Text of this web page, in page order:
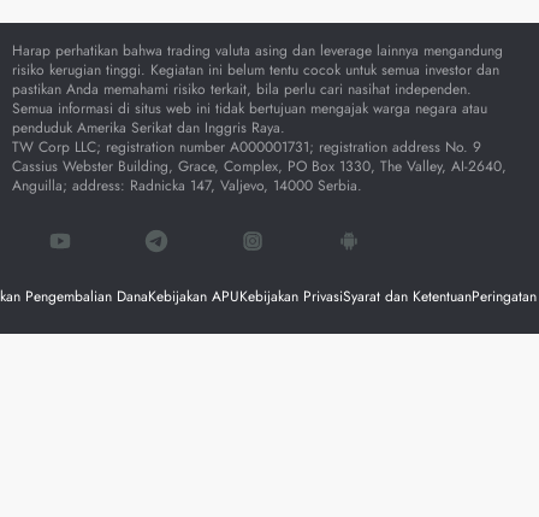
Harap perhatikan bahwa trading valuta asing dan leverage lainnya mengandung
risiko kerugian tinggi. Kegiatan ini belum tentu cocok untuk semua investor dan
pastikan Anda memahami risiko terkait, bila perlu cari nasihat independen.
Semua informasi di situs web ini tidak bertujuan mengajak warga negara atau
penduduk Amerika Serikat dan Inggris Raya.
TW Corp LLC; registration number A000001731; registration address No. 9
Cassius Webster Building, Grace, Complex, PO Box 1330, The Valley, AI-2640,
Anguilla; address: Radnicka 147, Valjevo, 14000 Serbia.
Pengembalian DanaKebijakan APUKebijakan PrivasiSyarat dan Ketentuan